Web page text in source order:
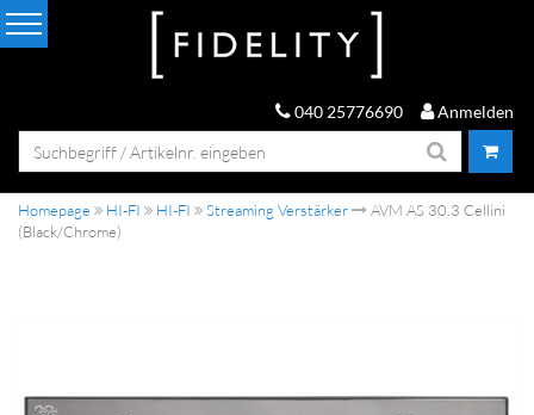
040 25776690 Anmelden
Homepage HI-FI HI-FI Streaming Verstärker
AVM AS 30.3 Cellini
(Black/Chrome)